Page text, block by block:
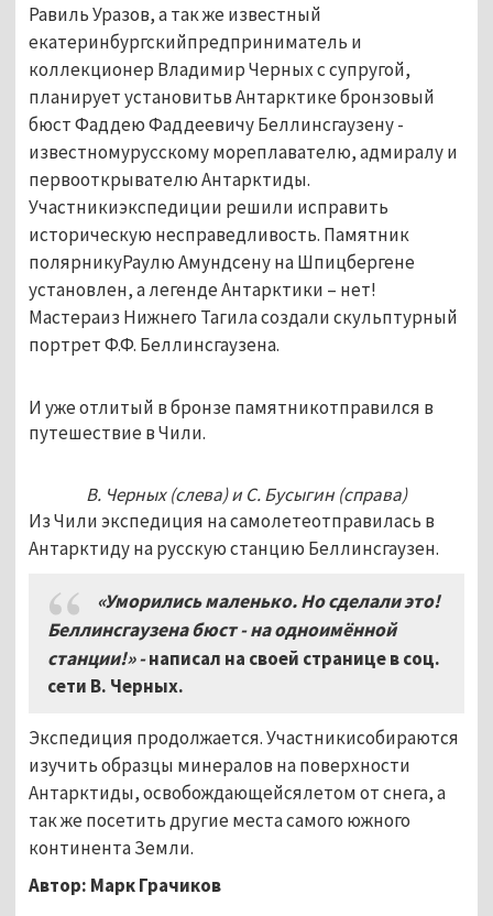
Равиль Уразов, а так же известный
екатеринбургскийпредприниматель и
коллекционер Владимир Черных с супругой,
планирует установитьв Антарктике бронзовый
бюст Фаддею Фаддеевичу Беллинсгаузену -
известномурусскому мореплавателю, адмиралу и
первооткрывателю Антарктиды.
Участникиэкспедиции решили исправить
историческую несправедливость. Памятник
полярникуРаулю Амундсену на Шпицбергене
установлен, а легенде Антарктики – нет!
Мастераиз Нижнего Тагила создали скульптурный
портрет Ф.Ф. Беллинсгаузена.
И уже отлитый в бронзе памятникотправился в
путешествие в Чили.
В. Черных (слева) и С. Бусыгин (справа)
Из Чили экспедиция на самолетеотправилась в
Антарктиду на русскую станцию Беллинсгаузен.
«Уморились маленько. Но сделали это!
Беллинсгаузена бюст - на одноимённой
станции!» -написал на своей странице в соц.
сети В. Черных.
Экспедиция продолжается. Участникисобираются
изучить образцы минералов на поверхности
Антарктиды, освобождающейсялетом от снега, а
так же посетить другие места самого южного
континента Земли.
Автор: Марк Грачиков